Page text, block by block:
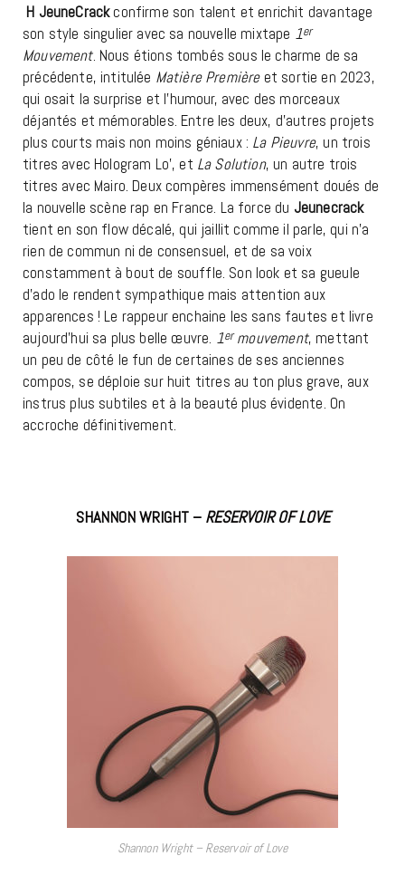
H JeuneCrackconfirme son talent et enrichit davantage
son style singulier avec sa nouvelle mixtape 1er
Mouvement. Nous étions tombés sous le charme de sa
précédente, intitulée Matière Premièreet sortie en 2023,
qui osait la surprise et l’humour, avec des morceaux
déjantés et mémorables. Entre les deux, d’autres projets
plus courts mais non moins géniaux : La Pieuvre, un trois
titres avec Hologram Lo’, et La Solution, un autre trois
titres avec Mairo. Deux compères immensément doués de
la nouvelle scène rap en France. La force du Jeunecrack
tient en son flow décalé, qui jaillit comme il parle, qui n’a
rien de commun ni de consensuel, et de sa voix
constamment à bout de souffle. Son look et sa gueule
d’ado le rendent sympathique mais attention aux
apparences ! Le rappeur enchaine les sans fautes et livre
aujourd’hui sa plus belle œuvre. 1ermouvement, mettant
un peu de côté le fun de certaines de ses anciennes
compos, se déploie sur huit titres au ton plus grave, aux
instrus plus subtiles et à la beauté plus évidente. On
accroche définitivement.
SHANNON WRIGHT – RESERVOIR OF LOVE
Shannon Wright – Reservoir of Love